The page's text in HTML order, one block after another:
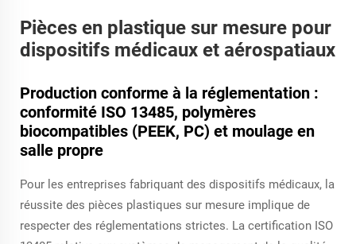
Pièces en plastique sur mesure pour
dispositifs médicaux et aérospatiaux
Production conforme à la réglementation :
conformité ISO 13485, polymères
biocompatibles (PEEK, PC) et moulage en
salle propre
Pour les entreprises fabriquant des dispositifs médicaux, la
réussite des pièces plastiques sur mesure implique de
respecter des réglementations strictes. La certification ISO